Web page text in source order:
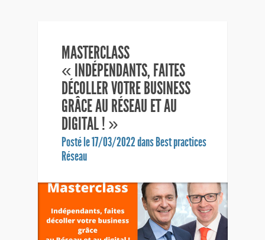
MASTERCLASS
« INDÉPENDANTS, FAITES
DÉCOLLER VOTRE BUSINESS
GRÂCE AU RÉSEAU ET AU
DIGITAL ! »
Posté le 17/03/2022 dansBest practices
Réseau